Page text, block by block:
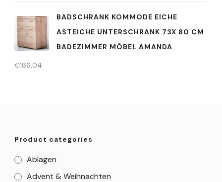
BADSCHRANK KOMMODE EICHE
ASTEICHE UNTERSCHRANK 73X 80 CM
BADEZIMMER MÖBEL AMANDA
€186,04
Product categories
Ablagen
Advent & Weihnachten